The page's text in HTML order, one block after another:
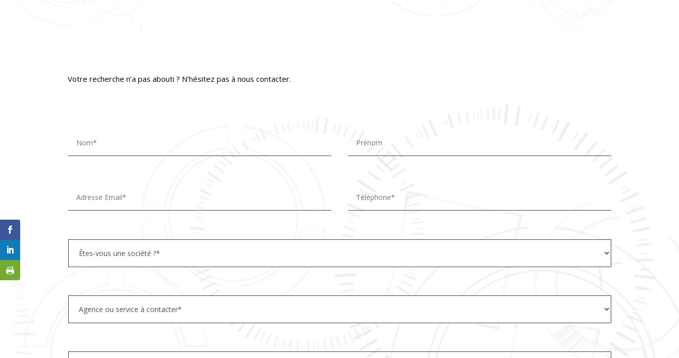
Votre recherche n’a pas abouti ? N’hésitez pas à nous contacter.